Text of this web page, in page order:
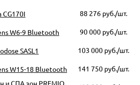
CG170I 88 276 руб./шт.
W6-9 Bluetooth 90 000 руб./шт.
SASL1 103 000 руб./шт.
W15-18 Bluetooth 141 750 руб./шт.
и СПА зон PREMIO,